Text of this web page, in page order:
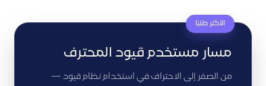
الأكثر طلبًا
مسار مستخدم قيود المحترف
من الصفر إلى الاحتراف في استخدام نظام قيود —